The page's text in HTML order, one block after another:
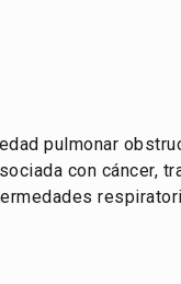
pulmonar
con cáncer,